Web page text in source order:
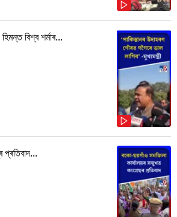
বিশ্ব শৰ্মাৰ...